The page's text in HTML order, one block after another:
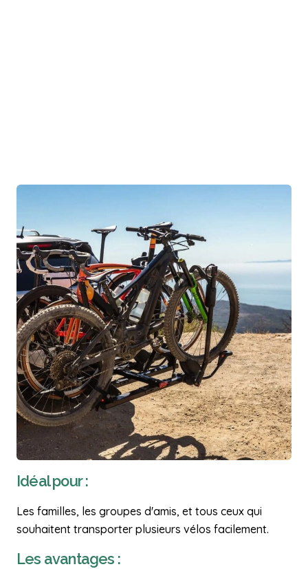
Idéal pour :
Les familles, les groupes d'amis, et tous ceux qui
souhaitent transporter plusieurs vélos facilement.
Les avantages :